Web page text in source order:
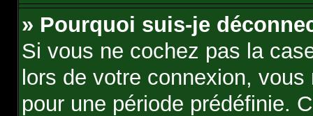
» Pourquoi suis-je
Si vous ne cochez pas la
lors de votre connexion,
pour une période prédéfinie.